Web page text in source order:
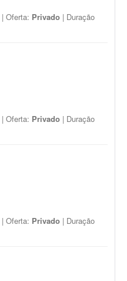
| Oferta: Privado | Duração
| Oferta: Privado | Duração
| Oferta: Privado | Duração